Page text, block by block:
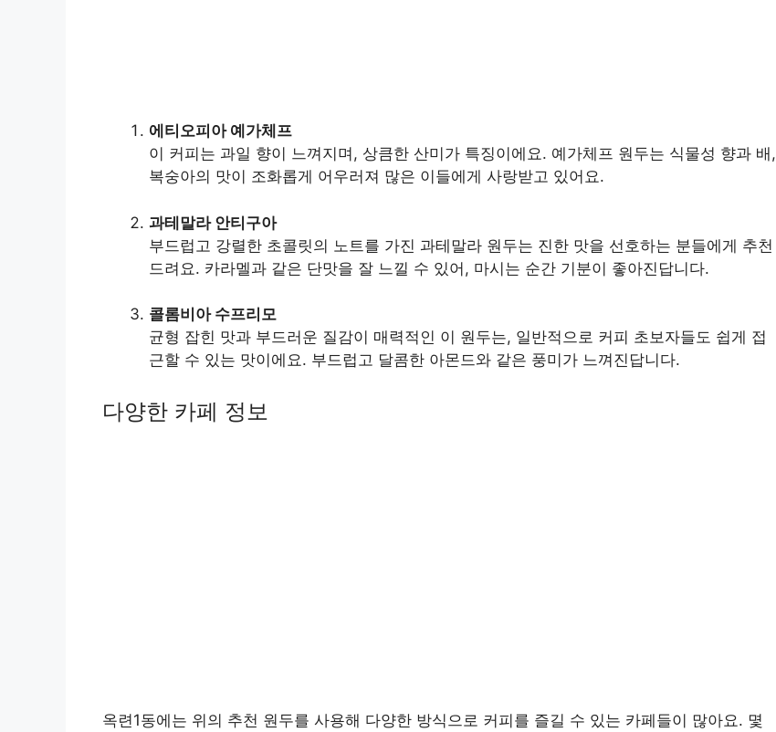
에티오피아 예가체프
이 커피는 과일 향이 느껴지며, 상큼한 산미가 특징이에요. 예가체프 원두는 식물성 향과 배,
복숭아의 맛이 조화롭게 어우러져 많은 이들에게 사랑받고 있어요.
과테말라 안티구아
부드럽고 강렬한 초콜릿의 노트를 가진 과테말라 원두는 진한 맛을 선호하는 분들에게 추천
드려요. 카라멜과 같은 단맛을 잘 느낄 수 있어, 마시는 순간 기분이 좋아진답니다.
콜롬비아 수프리모
균형 잡힌 맛과 부드러운 질감이 매력적인 이 원두는, 일반적으로 커피 초보자들도 쉽게 접
근할 수 있는 맛이에요. 부드럽고 달콤한 아몬드와 같은 풍미가 느껴진답니다.
다양한 카페 정보
옥련1동에는 위의 추천 원두를 사용해 다양한 방식으로 커피를 즐길 수 있는 카페들이 많아요. 몇